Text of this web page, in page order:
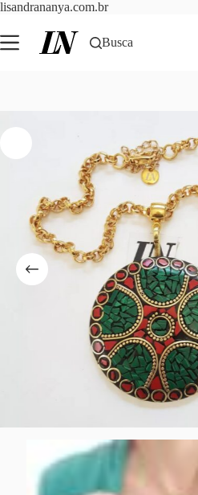
lisandrananya.com.brPular
o
conteúdo
Busca